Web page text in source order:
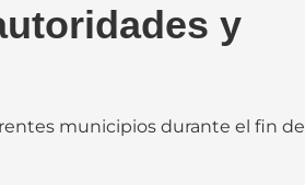
y
municipios durante el fin de